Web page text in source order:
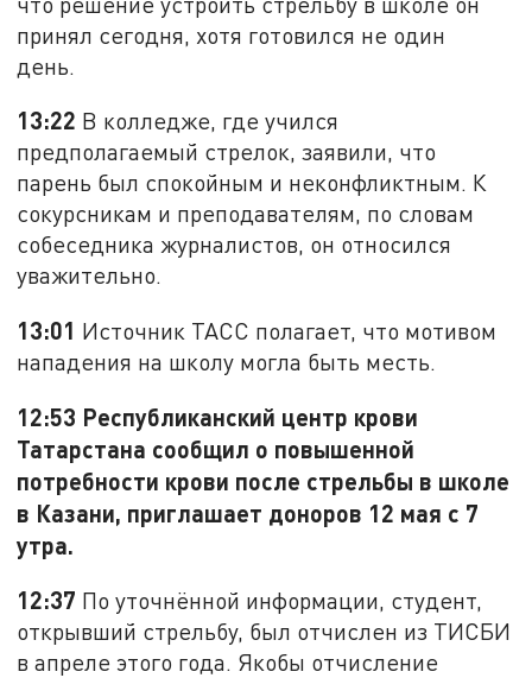
принял сегодня, хотя готовился не один
день.
13:22 В колледже, где учился
предполагаемый стрелок, заявили, что
парень был спокойным и неконфликтным. К
сокурсникам и преподавателям, по словам
собеседника журналистов, он относился
уважительно.
13:01 Источник ТАСС полагает, что мотивом
нападения на школу могла быть месть.
12:53 Республиканский центр крови
Татарстана сообщил о повышенной
потребности крови после стрельбы в школе
в Казани, приглашает доноров 12 мая с 7
утра.
12:37 По уточнённой информации, студент,
открывший стрельбу, был отчислен из ТИСБИ
в апреле этого года. Якобы отчисление